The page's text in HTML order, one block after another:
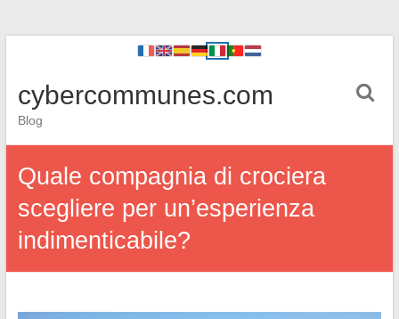
cybercommunes.com
Blog
Quale compagnia di crociera
scegliere per un’esperienza
indimenticabile?